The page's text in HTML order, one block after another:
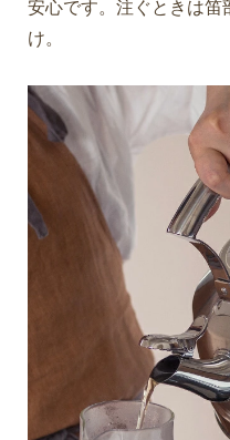
安心です。注ぐときは笛
け。